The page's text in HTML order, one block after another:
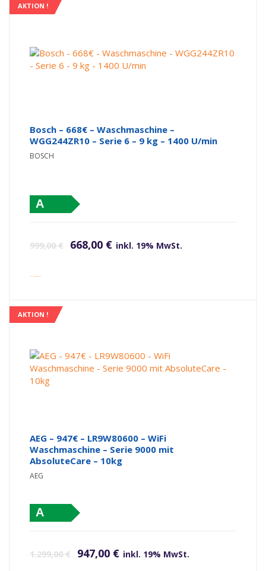
AKTION !
Bosch – 668€ – Waschmaschine –
WGG244ZR10 – Serie 6 – 9 kg – 1400 U/min
BOSCH
A
999,00€ 668,00 € inkl. 19% MwSt.
inkl. Versandkosten
AKTION !
AEG – 947€ – LR9W80600 – WiFi
Waschmaschine – Serie 9000 mit
AbsoluteCare – 10kg
AEG
A
1.299,00€ 947,00 € inkl. 19% MwSt.